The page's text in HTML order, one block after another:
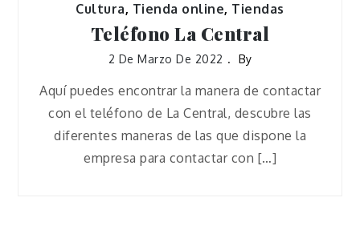
Cultura, Tienda online, Tiendas
Teléfono La Central
2 De Marzo De 2022 By
Aquí puedes encontrar la manera de contactar
con el teléfono de La Central, descubre las
diferentes maneras de las que dispone la
empresa para contactar con […]